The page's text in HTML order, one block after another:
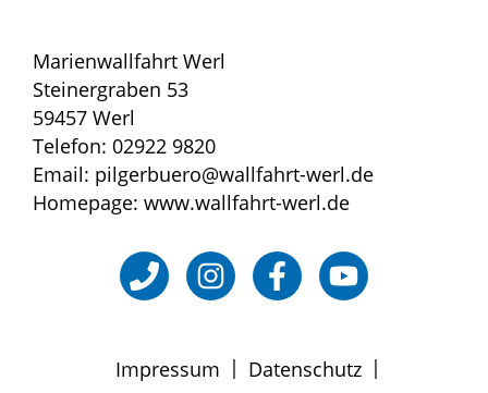
Marienwallfahrt Werl
Steinergraben 53
59457 Werl
Telefon: 02922 9820
Email: pilgerbuero@wallfahrt-werl.de
Homepage: www.wallfahrt-werl.de
Impressum | Datenschutz |